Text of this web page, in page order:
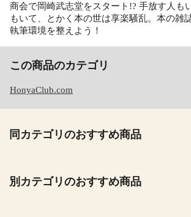
商会で岡崎武志堂をスタート!? 手放す人も
もいて、とかく本の世は享楽騒乱。本の雑
執筆環境を整えよう！
この商品のカテゴリ
HonyaClub.com
同カテゴリのおすすめ商品
別カテゴリのおすすめ商品